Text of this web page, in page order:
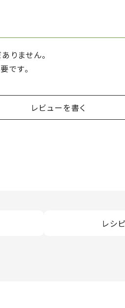
りません。
です。
レビューを書く
レシピ